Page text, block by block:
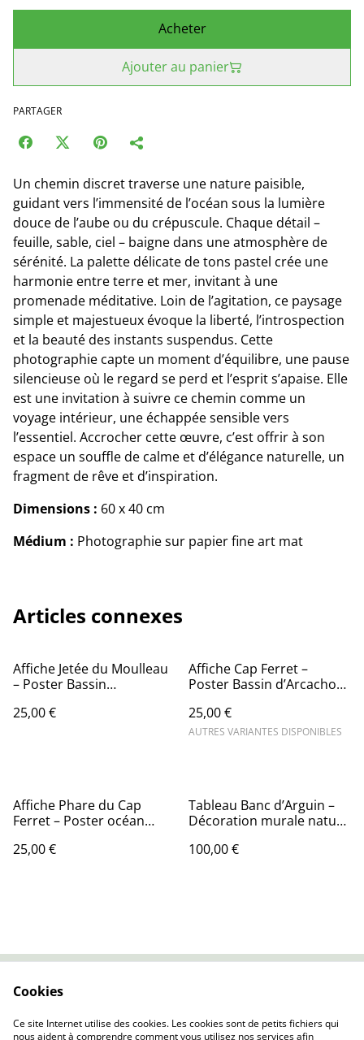
Acheter
Ajouter au panier
PARTAGER
Un chemin discret traverse une nature paisible,
guidant vers l’immensité de l’océan sous la lumière
douce de l’aube ou du crépuscule. Chaque détail –
feuille, sable, ciel – baigne dans une atmosphère de
sérénité. La palette délicate de tons pastel crée une
harmonie entre terre et mer, invitant à une
promenade méditative. Loin de l’agitation, ce paysage
simple et majestueux évoque la liberté, l’introspection
et la beauté des instants suspendus. Cette
photographie capte un moment d’équilibre, une pause
silencieuse où le regard se perd et l’esprit s’apaise. Elle
est une invitation à suivre ce chemin comme un
voyage intérieur, une échappée sensible vers
l’essentiel. Accrocher cette œuvre, c’est offrir à son
espace un souffle de calme et d’élégance naturelle, un
fragment de rêve et d’inspiration.
Dimensions : 60 x 40 cm
Médium : Photographie sur papier fine art mat
Articles connexes
Affiche Jetée du Moulleau
– Poster Bassin
murale bord de mer
25,00 €
Affiche Cap Ferret –
Poster Bassin d’Arcachon
de mer
25,00 €
AUTRES VARIANTES DISPONIBLES
Affiche Phare du Cap
Ferret – Poster océan
murale bord de mer
25,00 €
Tableau Banc d’Arguin –
Décoration murale nature
100,00 €
Politique de
confidentialité
Politique de cookies
Cookies
Ce site Internet utilise des cookies. Les cookies sont de petits fichiers qui
nous aident à comprendre comment vous utilisez nos services afin